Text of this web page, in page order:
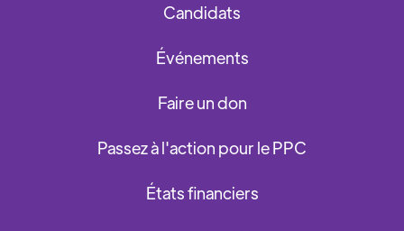
Candidats
Événements
Faire un don
Passez à l'action pour le PPC
États financiers